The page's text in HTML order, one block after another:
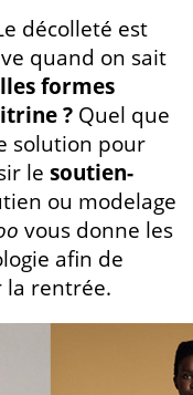
décolleté est
quand on sait
formes
? Quel que
solution pour
le soutien-
ou modelage
vous donne les
afin de
la rentrée.